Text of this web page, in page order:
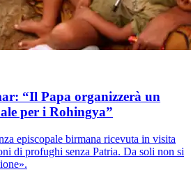
“Il Papa organizzerà un
per i Rohingya”
episcopale birmana ricevuta in visita
di profughi senza Patria. Da soli non si